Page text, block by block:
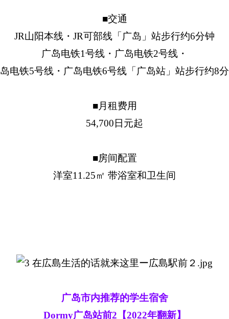
■交通
JR山阳本线・JR可部线「广岛」站步行约6分钟
广岛电铁1号线・广岛电铁2号线・
电铁5号线・广岛电铁6号线「广岛站」站步行约8
■月租费用
54,700日元起
■房间配置
洋室11.25㎡ 带浴室和卫生间
广岛市内推荐的学生宿舍
Dormy广岛站前2【2022年翻新】